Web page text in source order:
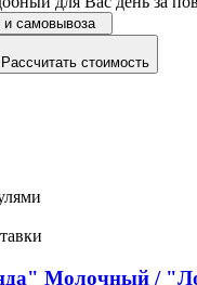
и самовывоза
Рассчитать стоимость
Молочный /